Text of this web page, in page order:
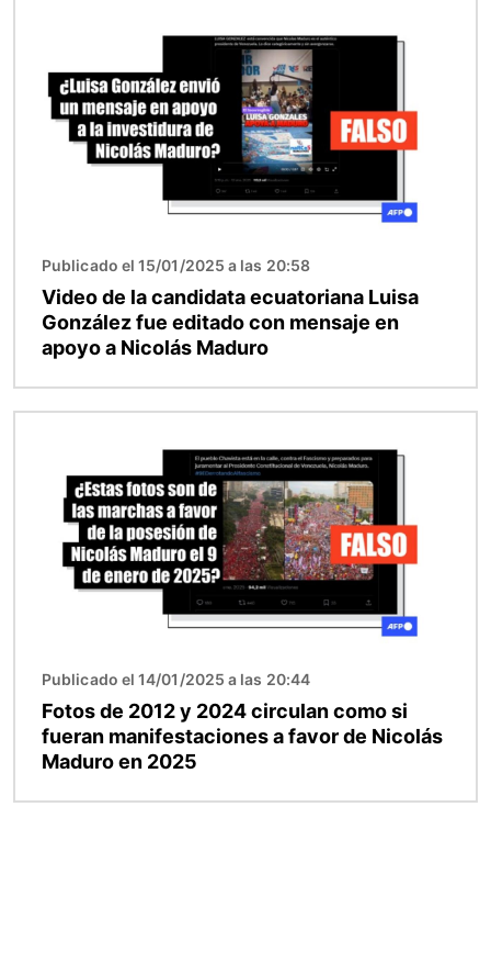
Publicado el 15/01/2025 a las 20:58
Video de la candidata ecuatoriana Luisa
González fue editado con mensaje en
apoyo a Nicolás Maduro
Publicado el 14/01/2025 a las 20:44
Fotos de 2012 y 2024 circulan como si
fueran manifestaciones a favor de Nicolás
Maduro en 2025